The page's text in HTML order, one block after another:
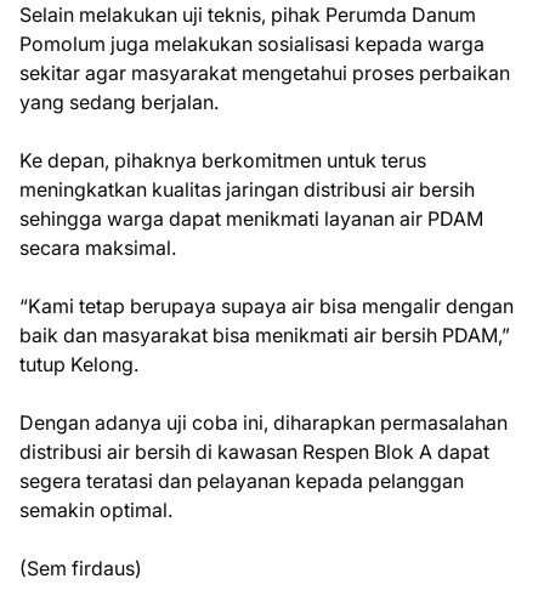
Selain melakukan uji teknis, pihak Perumda Danum
Pomolum juga melakukan sosialisasi kepada warga
sekitar agar masyarakat mengetahui proses perbaikan
yang sedang berjalan.
Ke depan, pihaknya berkomitmen untuk terus
meningkatkan kualitas jaringan distribusi air bersih
sehingga warga dapat menikmati layanan air PDAM
secara maksimal.
“Kami tetap berupaya supaya air bisa mengalir dengan
baik dan masyarakat bisa menikmati air bersih PDAM,”
tutup Kelong.
Dengan adanya uji coba ini, diharapkan permasalahan
distribusi air bersih di kawasan Respen Blok A dapat
segera teratasi dan pelayanan kepada pelanggan
semakin optimal.
(Sem firdaus)